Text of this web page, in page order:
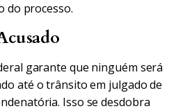
do processo.
garante que ninguém será
até o trânsito em julgado de
Isso se desdobra